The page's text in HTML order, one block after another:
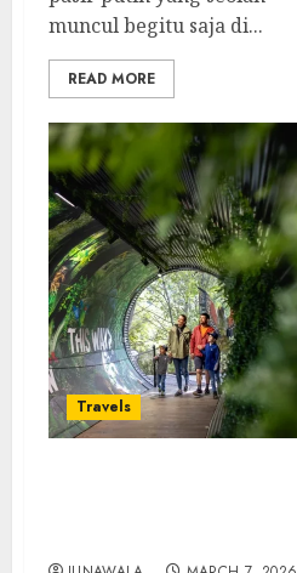
muncul begitu saja di...
READ MORE
Travels